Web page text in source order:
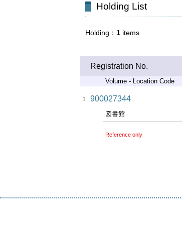
Holding List
Holding 1 items
Registration No.
Volume - Location Code
1 900027344
図書館
Reference only